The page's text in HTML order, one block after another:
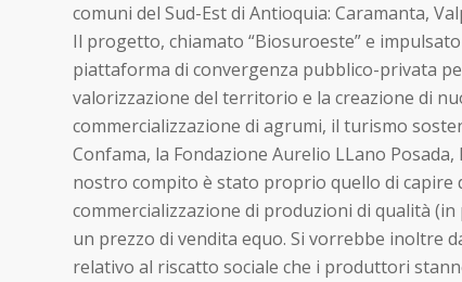
comuni del Sud-Est di Antioquia: Caramanta,
Il progetto, chiamato “Biosuroeste” e
piattaforma di convergenza pubblico-privata
valorizzazione del territorio e la creazione di
commercializzazione di agrumi, il turismo
Confama, la Fondazione Aurelio LLano
nostro compito è stato proprio quello di capire
commercializzazione di produzioni di qualità
un prezzo di vendita equo. Si vorrebbe inoltre
relativo al riscatto sociale che i produttori